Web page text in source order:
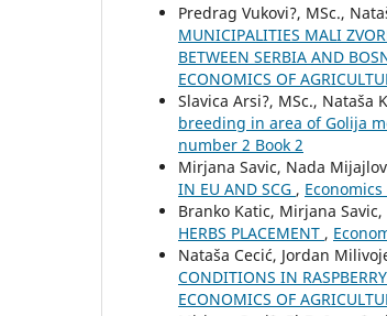
Predrag Vukovi?, MSc.,
MUNICIPALITIES MALI
BETWEEN SERBIA AND
ECONOMICS OF
Slavica Arsi?, MSc., Nataša
breeding in area of Golija
number 2 Book 2
Mirjana Savic, Nada
IN EU AND SCG , Economics
Branko Katic, Mirjana
HERBS PLACEMENT ,
Nataša Cecić, Jordan
CONDITIONS IN
ECONOMICS OF